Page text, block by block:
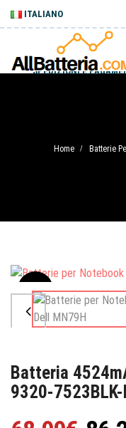
ITALIANO
SPEDIZIONI E
Home / Batterie
Sale
Batteria
9320-7523BLK-